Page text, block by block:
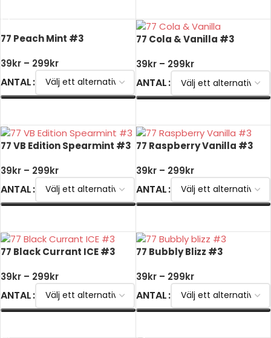
77 Peach Mint #3
39kr – 299kr
ANTAL
77 Cola & Vanilla #3
39kr – 299kr
ANTAL
77 VB Edition Spearmint #3
39kr – 299kr
ANTAL
77 Raspberry Vanilla #3
39kr – 299kr
ANTAL
77 Black Currant ICE #3
39kr – 299kr
ANTAL
77 Bubbly Blizz #3
39kr – 299kr
ANTAL